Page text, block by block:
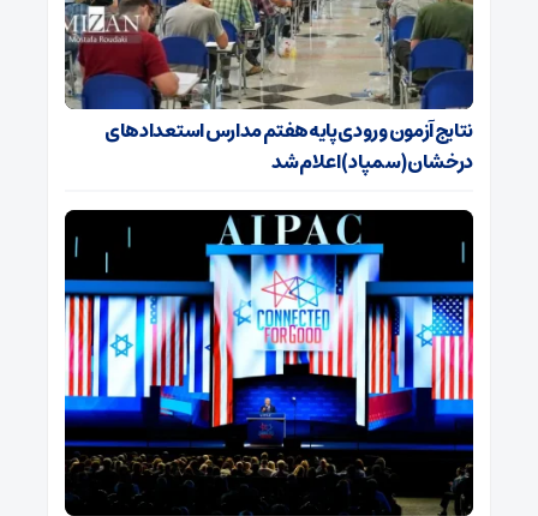
نتایج آزمون ورودی پایه هفتم مدارس استعدادهای
درخشان (سمپاد) اعلام شد